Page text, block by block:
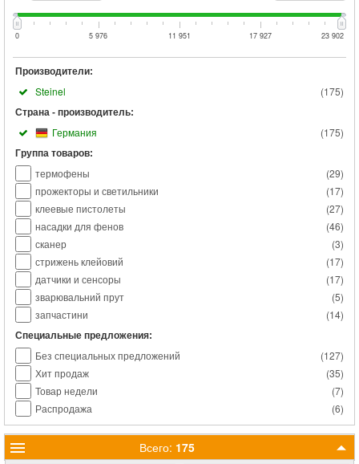
0 5 976 11 951 17 927 23 902
Производители:
(175)
Steinel
Страна - производитель:
(175)
Германия
Группа товаров:
(29)
термофены
(17)
прожекторы и светильники
(27)
клеевые пистолеты
(46)
насадки для фенов
(3)
сканер
(17)
стрижень клейовий
(17)
датчики и сенсоры
(5)
зварювальний прут
(14)
запчастини
Специальные предложения:
(127)
Без специальных предложений
(35)
Хит продаж
(7)
Товар недели
(6)
Распродажа
Всего: 175